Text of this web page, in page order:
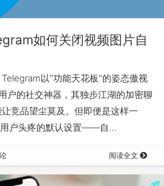
如何关闭视频图片自
以"功能天花板"的姿态傲视
户的社交神器，其独步江湖的加密聊
竞品望尘莫及。但即便是这样一
户头疼的默认设置——自…
阅读全文